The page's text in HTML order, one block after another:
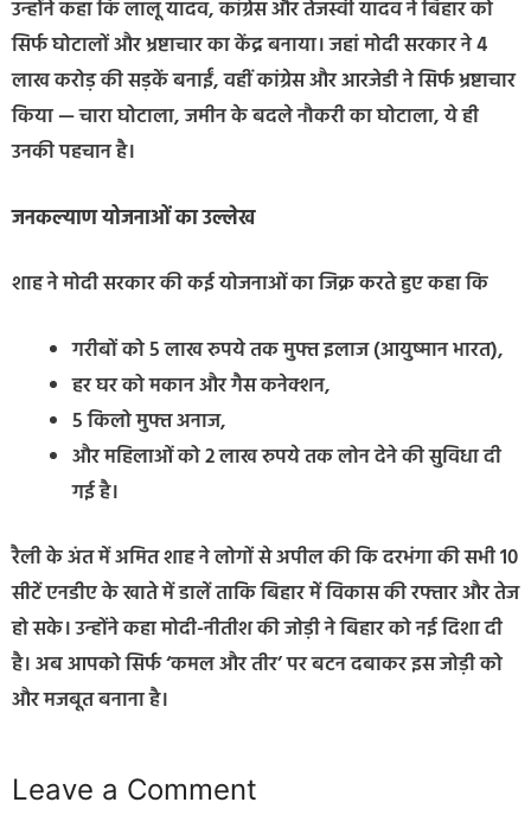
उन्होंने कहा कि लालू यादव, कांग्रेस और तेजस्वी यादव ने बिहार को
सिर्फ घोटालों और भ्रष्टाचार का केंद्र बनाया। जहां मोदी सरकार ने 4
लाख करोड़ की सड़कें बनाईं, वहीं कांग्रेस और आरजेडी ने सिर्फ भ्रष्टाचार
किया — चारा घोटाला, जमीन के बदले नौकरी का घोटाला, ये ही
उनकी पहचान है।
जनकल्याण योजनाओं का उल्लेख
शाह ने मोदी सरकार की कई योजनाओं का जिक्र करते हुए कहा कि
गरीबों को 5 लाख रुपये तक मुफ्त इलाज (आयुष्मान भारत),
हर घर को मकान और गैस कनेक्शन,
5 किलो मुफ्त अनाज,
और महिलाओं को 2 लाख रुपये तक लोन देने की सुविधा दी
गई है।
रैली के अंत में अमित शाह ने लोगों से अपील की कि दरभंगा की सभी 10
सीटें एनडीए के खाते में डालें ताकि बिहार में विकास की रफ्तार और तेज
हो सके। उन्होंने कहा मोदी-नीतीश की जोड़ी ने बिहार को नई दिशा दी
है। अब आपको सिर्फ ‘कमल और तीर’ पर बटन दबाकर इस जोड़ी को
और मजबूत बनाना है।
Leave a Comment